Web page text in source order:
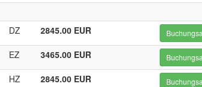
DZ 2845.00 EUR
EZ 3465.00 EUR
HZ 2845.00 EUR